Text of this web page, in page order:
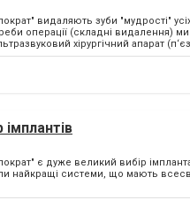
видаляють зуби "мудрості"
операції (складні видалення) ми
хірургічний апарат
імплантів
є дуже великий вибір
найкращі системи, що мають